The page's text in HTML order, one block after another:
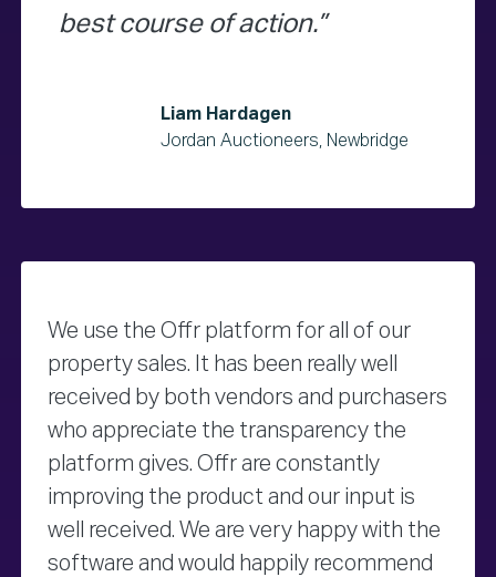
best course of action.
Liam Hardagen
Jordan Auctioneers, Newbridge
We use the Offr platform for all of our
property sales. It has been really well
received by both vendors and purchasers
who appreciate the transparency the
platform gives. Offr are constantly
improving the product and our input is
well received. We are very happy with the
software and would happily recommend